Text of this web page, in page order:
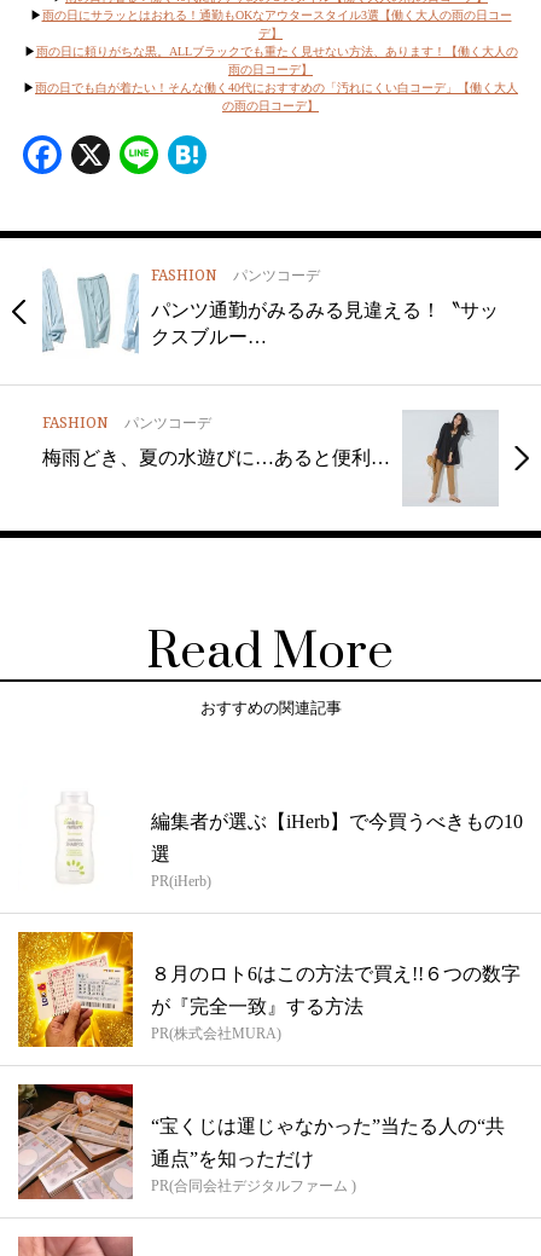
▶︎雨の日にサラッとはおれる！通勤もOKなアウタースタイル3選【働く大人の雨の日コー
デ】
▶︎雨の日に頼りがちな黒。ALLブラックでも重たく見せない方法、あります！【働く大人の
雨の日コーデ】
▶︎雨の日でも白が着たい！そんな働く40代におすすめの「汚れにくい白コーデ」【働く大人
の雨の日コーデ】
Facebook
X Line
FASHION パンツコーデ
パンツ通勤がみるみる見違える！〝サッ
クスブルー…
FASHION パンツコーデ
梅雨どき、夏の水遊びに…あると便利…
Read More
おすすめの関連記事
編集者が選ぶ【iHerb】で今買うべきもの10
選
PR(iHerb)
８月のロト6はこの方法で買え!!６つの数字
が『完全一致』する方法
PR(株式会社MURA)
“宝くじは運じゃなかった”当たる人の“共
通点”を知っただけ
PR(合同会社デジタルファーム )